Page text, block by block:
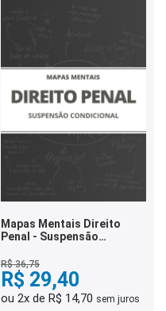
Mapas Mentais Direito
Penal - Suspensão
R$ 36,75
R$ 29,40
ou 2x de R$ 14,70 sem juros